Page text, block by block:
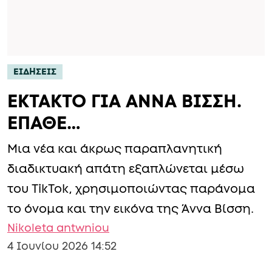
ΕΙΔΗΣΕΙΣ
ΕΚΤΑΚΤΟ ΓΙΑ ΑΝΝΑ ΒΙΣΣΗ.
ΕΠΑΘΕ…
Μια νέα και άκρως παραπλανητική
διαδικτυακή απάτη εξαπλώνεται μέσω
του TikTok, χρησιμοποιώντας παράνομα
το όνομα και την εικόνα της Άννα Βίσση.
Nikoleta antwniou
4 Ιουνίου 2026 14:52